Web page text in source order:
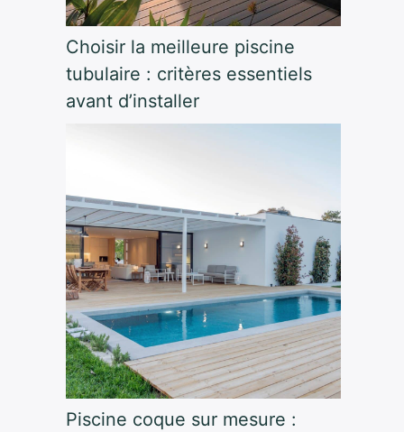
Choisir la meilleure piscine
tubulaire : critères essentiels
avant d’installer
Piscine coque sur mesure :